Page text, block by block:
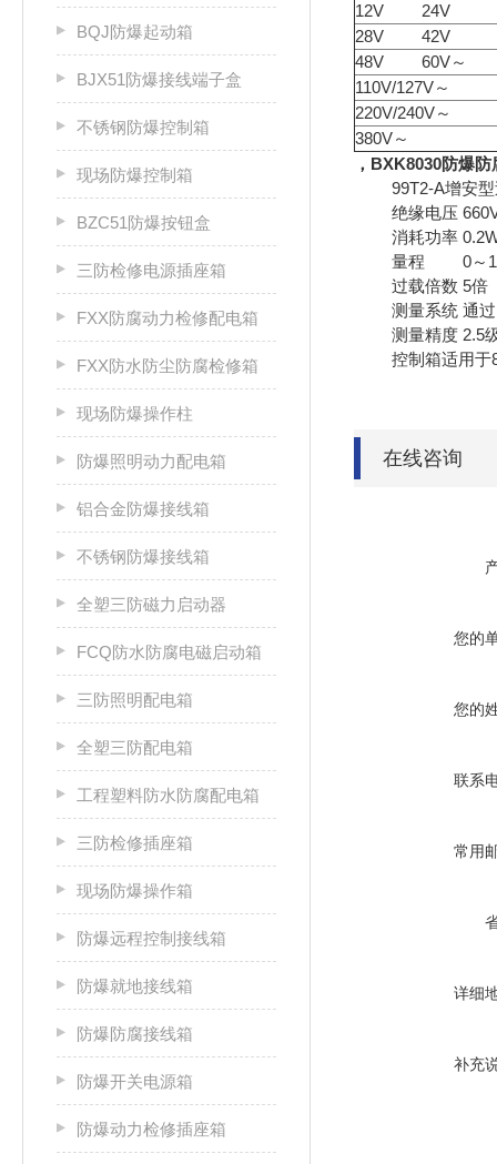
BQJ防爆起动箱
BJX51防爆接线端子盒
不锈钢防爆控制箱
现场防爆控制箱
BZC51防爆按钮盒
三防检修电源插座箱
FXX防腐动力检修配电箱
FXX防水防尘防腐检修箱
现场防爆操作柱
防爆照明动力配电箱
铝合金防爆接线箱
不锈钢防爆接线箱
全塑三防磁力启动器
FCQ防水防腐电磁启动箱
三防照明配电箱
全塑三防配电箱
工程塑料防水防腐配电箱
三防检修插座箱
现场防爆操作箱
防爆远程控制接线箱
防爆就地接线箱
防爆防腐接线箱
防爆开关电源箱
防爆动力检修插座箱
12V 24V
28V 42V
48V 60V～
110V/127V～
220V/240V～
380V～
，BXK8030防爆
99T2-A增安型
绝缘电压
消耗功率
量程 0～1A
过载倍数 5倍
测量系统 通过
测量精度 2.5
控制箱适用于
在线咨询
您的
您的
联系
常用
详细
补充